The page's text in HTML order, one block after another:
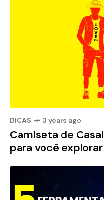
DICAS 3 years ago
Camiseta de
para você